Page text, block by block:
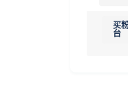
买
台